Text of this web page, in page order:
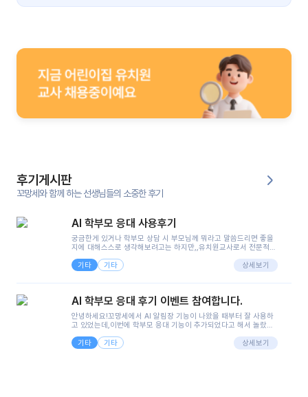
블로
후기게시판
꼬망세와 함께 하는 선생님들의 소중한 후기
AI 학부모 응대 사용후기
궁금한게 있거나 학부모 상담 시 부모님께 뭐라고 말씀드리면 좋을
지에 대해스스로 생각해보려고는 하지만,,유치원교사로서 전문적인
려니 어려울때가...^^(저만 그런거 아니죠 ㅜㅜ)꼬망봇의 장점은 지
피티나 제미나이는 몇세이고 여자인지 남자인지 등그래도 좀 기본
정보를 제공하면서 물어봐야할 때가 있어그때마다 정보를 입력하는
으셔서 고민이 됐는데ai 학부모 응대를 써볼 수 있어서 좋았어요!앞
면..)그리고 제가 신입 때 이게 있었더라면 ㅜㅜㅜㅜ?응대 팁이 정말
좋은거 같아요지금은 그래도 아이들이 잘 이해 되지만초임 때는 정
말 어려워서 항상다른 선생님들께 도움을 요청했었거든요..ㅠ*일지
쓸 때도 좀 도움이 되는 거 같아요!
기타 기타 상세보기
AI 학부모 응대 후기 이벤트 참여합니다.
안녕하세요!꼬망세에서 AI 알림장 기능이 나왔을 때부터 잘 사용하
고 있었는데,이번에 학부모 응대 기능이 추가되었다고 해서 놀랐습
님 응대에 더 많은 부담을 느끼고 있습니다 ㅠㅠ이번에 제가 원에서
겪은 일과 학부모님께 전달드렸던 내용을 함께 보시고,저와 비슷한
기타 기타 상세보기